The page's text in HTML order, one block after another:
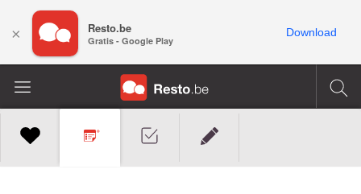
× Resto.be
Gratis - Google Play
Download